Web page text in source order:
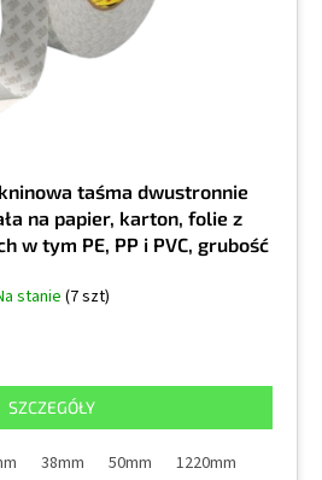
taśma dwustronnie
na papier, karton, folie z
w tym PE, PP i PVC, grubość
stanie(7 szt)
SZCZEGÓŁY
38mm 50mm 1220mm